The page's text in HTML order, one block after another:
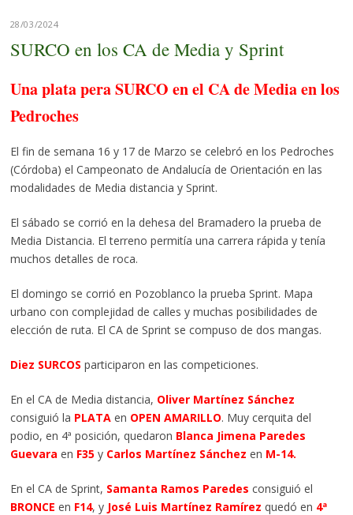
28/03/2024
SURCO en los CA de Media y Sprint
Una plata pera SURCO en el CA de Media en los
Pedroches
El fin de semana 16 y 17 de Marzo se celebró en los Pedroches
(Córdoba) el Campeonato de Andalucía de Orientación en las
modalidades de Media distancia y Sprint.
El sábado se corrió en la dehesa del Bramadero la prueba de
Media Distancia. El terreno permitía una carrera rápida y tenía
muchos detalles de roca.
El domingo se corrió en Pozoblanco la prueba Sprint. Mapa
urbano con complejidad de calles y muchas posibilidades de
elección de ruta. El CA de Sprint se compuso de dos mangas.
Diez SURCOS participaron en las competiciones.
En el CA de Media distancia, Oliver Martínez Sánchez
consiguió la PLATAen OPEN AMARILLO. Muy cerquita del
podio, en 4ª posición, quedaron Blanca Jimena Paredes
Guevara en F35y Carlos Martínez Sánchez en M-14.
En el CA de Sprint, Samanta Ramos Paredes consiguió el
BRONCE en F14, y José Luis Martínez Ramírez quedó en 4ª